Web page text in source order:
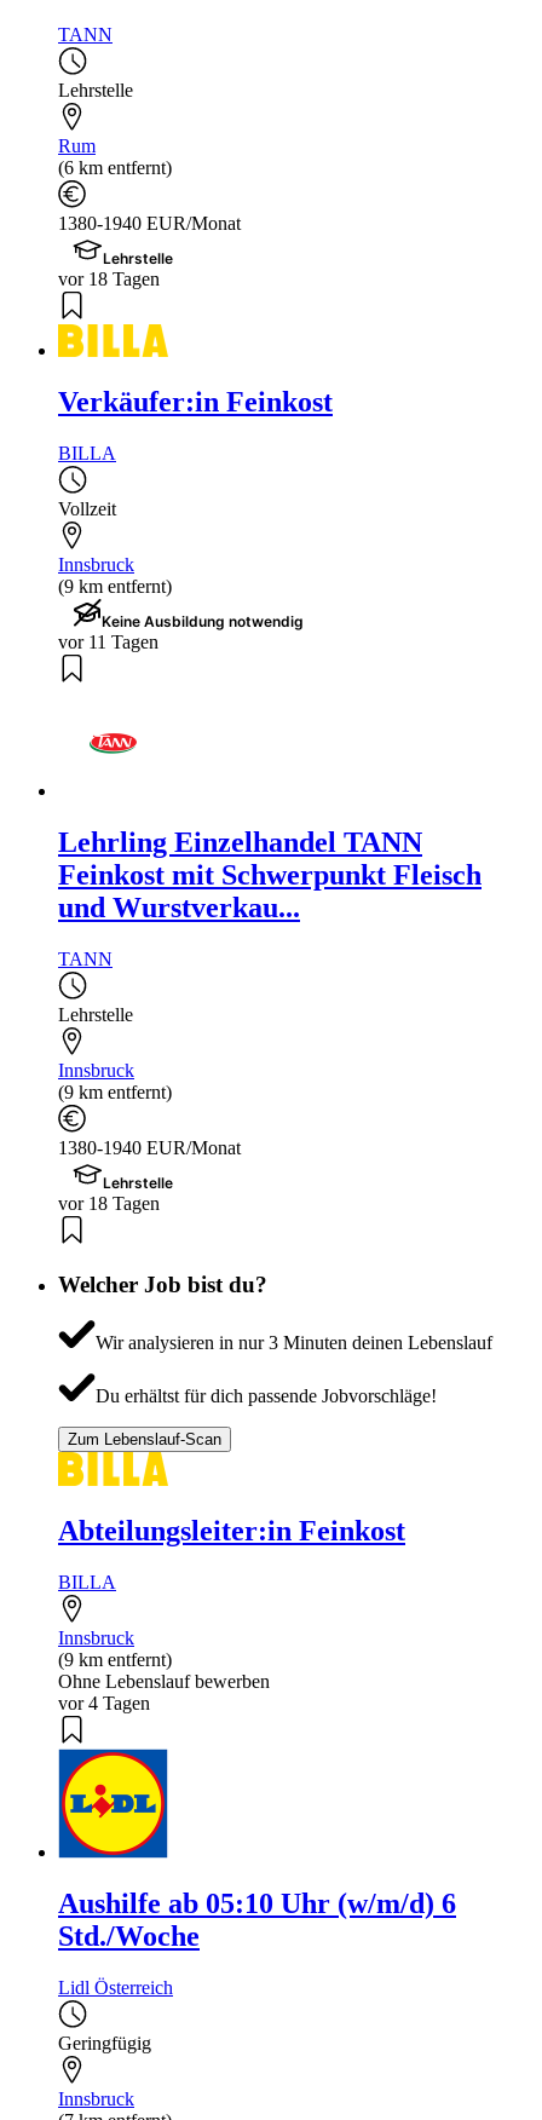
TANN
Lehrstelle
Rum
(6 km entfernt)
1380-1940 EUR/Monat
Lehrstelle
vor 18 Tagen
Verkäufer:in Feinkost
BILLA
Vollzeit
Innsbruck
(9 km entfernt)
Keine Ausbildung notwendig
vor 11 Tagen
Lehrling Einzelhandel TANN
Feinkost mit Schwerpunkt Fleisch
und Wurstverkau...
TANN
Lehrstelle
Innsbruck
(9 km entfernt)
1380-1940 EUR/Monat
Lehrstelle
vor 18 Tagen
Welcher Job bist du?
Wir analysieren in nur 3 Minuten deinen Lebenslauf
Du erhältst für dich passende Jobvorschläge!
Zum Lebenslauf-Scan
Abteilungsleiter:in Feinkost
BILLA
Innsbruck
(9 km entfernt)
Ohne Lebenslauf bewerben
vor 4 Tagen
Aushilfe ab 05:10 Uhr (w/m/d) 6
Std./Woche
Lidl Österreich
Geringfügig
Innsbruck